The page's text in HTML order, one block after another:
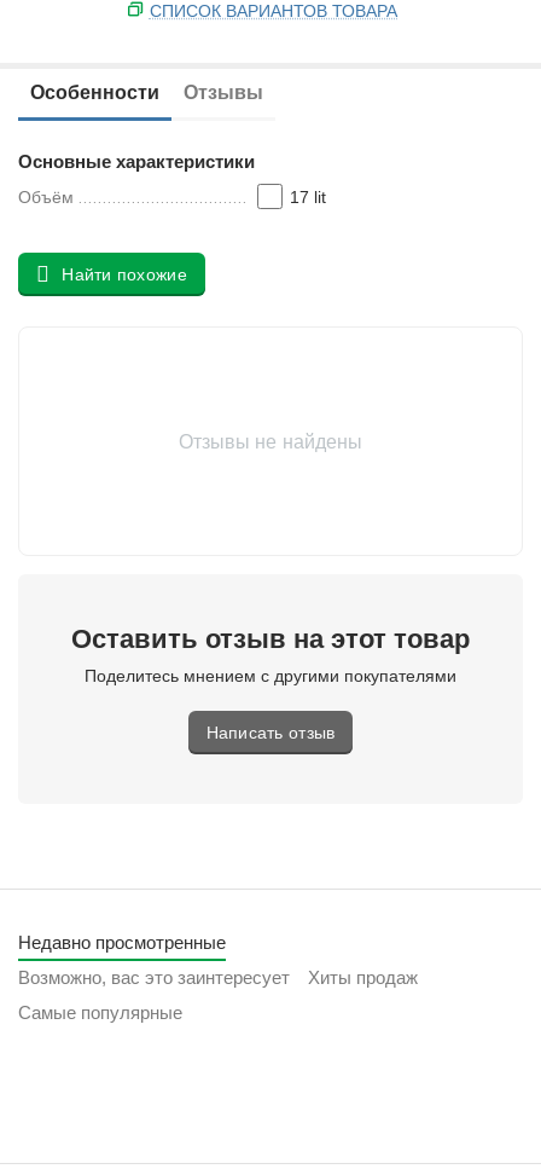
СПИСОК ВАРИАНТОВ ТОВАРА
Особенности Отзывы
Основные характеристики
Объём 17 lit
Найти похожие
Отзывы не найдены
Оставить отзыв на этот товар
Поделитесь мнением с другими покупателями
Написать отзыв
Недавно просмотренные
Возможно, вас это заинтересует
Хиты продаж
Самые популярные